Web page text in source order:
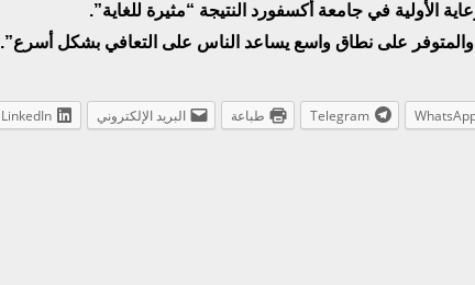
الأولية في جامعة أكسفورد النتيجة “مثيرة للغاية”.
على نطاق واسع يساعد الناس على التعافي بشكل أسرع”.
Telegram طباعة البريد الإلكتروني LinkedIn